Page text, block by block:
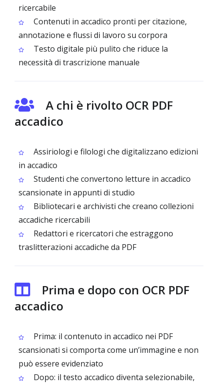
ricercabile
Contenuti in accadico pronti per citazione,
annotazione e flussi di lavoro su corpora
Testo digitale più pulito che riduce la
necessità di trascrizione manuale
A chi è rivolto OCR PDF
accadico
Assiriologi e filologi che digitalizzano edizioni
in accadico
Studenti che convertono letture in accadico
scansionate in appunti di studio
Bibliotecari e archivisti che creano collezioni
accadiche ricercabili
Redattori e ricercatori che estraggono
traslitterazioni accadiche da PDF
Prima e dopo con OCR PDF
accadico
Prima: il contenuto in accadico nei PDF
scansionati si comporta come un’immagine e non
può essere evidenziato
Dopo: il testo accadico diventa selezionabile,